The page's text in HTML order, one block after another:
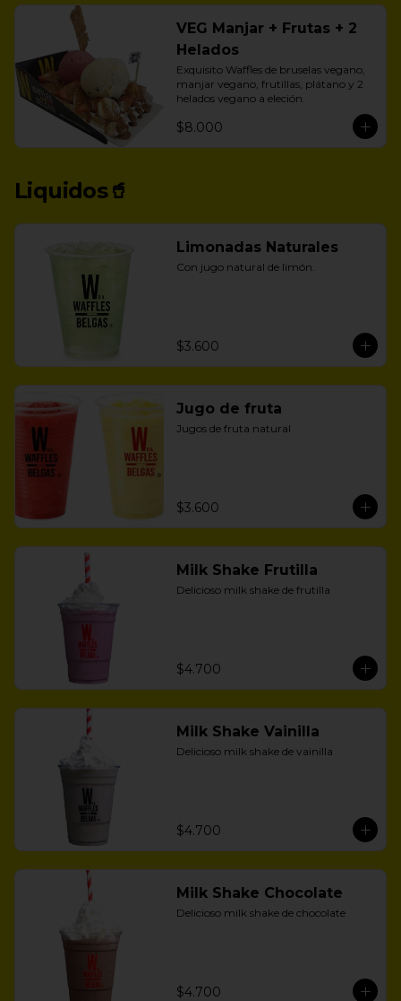
VEG Manjar + Frutas + 2
Helados
Exquisito Waffles de bruselas vegano,
manjar vegano, frutillas, plátano y 2
helados vegano a eleción.
$8.000
Liquidos🥤
Limonadas Naturales
Con jugo natural de limón.
$3.600
Jugo de fruta
Jugos de fruta natural
$3.600
Milk Shake Frutilla
Delicioso milk shake de frutilla
$4.700
Milk Shake Vainilla
Delicioso milk shake de vainilla
$4.700
Milk Shake Chocolate
Delicioso milk shake de chocolate
$4.700